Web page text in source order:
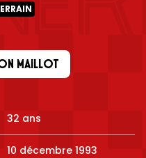
MAILLOT
32 ans
10 décembre 1993